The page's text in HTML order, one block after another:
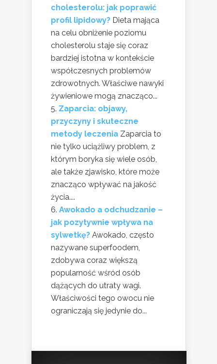
cholesterolu: jak poprawić
profil lipidowy? Dieta mająca
na celu obniżenie poziomu
cholesterolu staje się coraz
bardziej istotna w kontekście
współczesnych problemów
zdrowotnych. Właściwe nawyki
żywieniowe mogą znacząco...
Zaparcia: objawy,
przyczyny i skuteczne
metody leczenia Zaparcia to
nie tylko uciążliwy problem, z
którym boryka się wiele osób,
ale także zjawisko, które może
znacząco wpływać na jakość
życia....
Awokado a odchudzanie –
jak pozytywnie wpływa na
sylwetkę? Awokado, często
nazywane superfoodem,
zdobywa coraz większą
popularność wśród osób
dążących do utraty wagi.
Właściwości tego owocu nie
ograniczają się jedynie do...